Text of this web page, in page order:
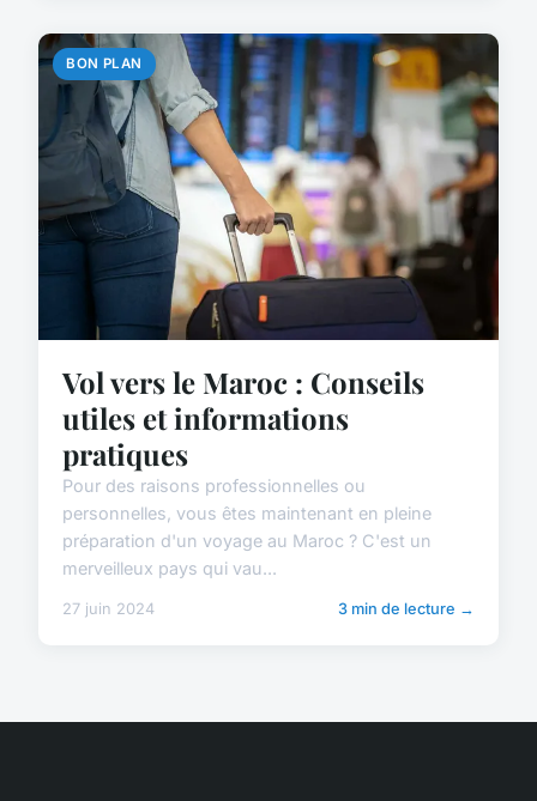
BON PLAN
Vol vers le Maroc : Conseils
utiles et informations
pratiques
Pour des raisons professionnelles ou
personnelles, vous êtes maintenant en pleine
préparation d'un voyage au Maroc ? C'est un
merveilleux pays qui vau...
27 juin 2024 3 min de lecture →